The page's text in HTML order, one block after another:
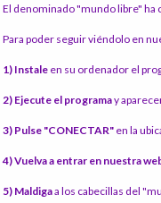
El denominado "mundo libre" ha
Para poder seguir viéndolo en
1) Instale en su ordenador el
2) Ejecute el programay
3) Pulse "CONECTAR" en la
4) Vuelva a entrar en nuestra
5) Maldigaa los cabecillas del